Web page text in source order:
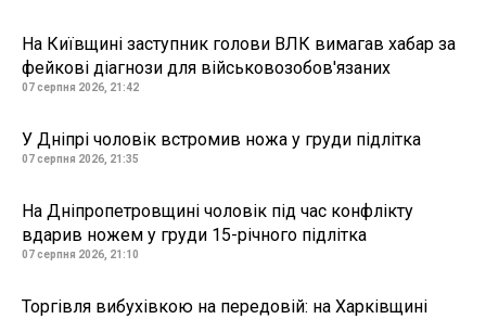
На Київщині заступник голови ВЛК вимагав хабар за
фейкові діагнози для військовозобов'язаних
07 серпня 2026, 21:42
У Дніпрі чоловік встромив ножа у груди підлітка
07 серпня 2026, 21:35
На Дніпропетровщині чоловік під час конфлікту
вдарив ножем у груди 15-річного підлітка
07 серпня 2026, 21:10
Торгівля вибухівкою на передовій: на Харківщині